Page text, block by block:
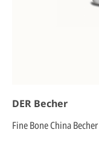
DER Becher
Fine Bone China Becher